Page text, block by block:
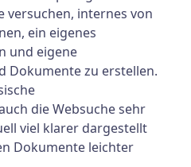
versuchen, internes von
ein eigenes
und eigene
Dokumente zu erstellen.
die Websuche sehr
viel klarer dargestellt
Dokumente leichter